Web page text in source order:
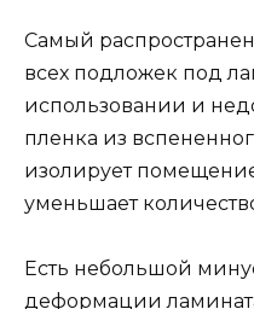
Самый
всех подложек под
использовании и
пленка из
изолирует
уменьшает
Есть небольшой
деформации